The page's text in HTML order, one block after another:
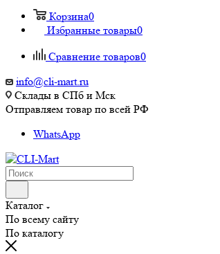
Корзина0
Избранные товары0
Сравнение товаров0
info@cli-mart.ru
Склады в СПб и Мск
Отправляем товар по всей РФ
WhatsApp
Каталог
По всему сайту
По каталогу